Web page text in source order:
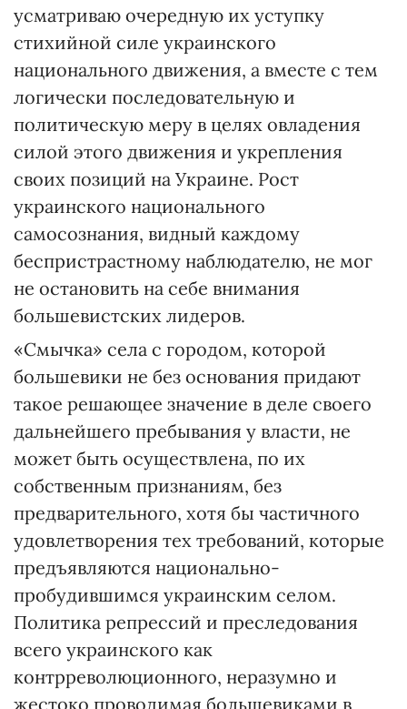
усматриваю очередную их уступку
стихийной силе украинского
национального движения, а вместе с тем
логически последовательную и
политическую меру в целях овладения
силой этого движения и укрепления
своих позиций на Украине. Рост
украинского национального
самосознания, видный каждому
беспристрастному наблюдателю, не мог
не остановить на себе внимания
большевистских лидеров.
«Смычка» села с городом, которой
большевики не без основания придают
такое решающее значение в деле своего
дальнейшего пребывания у власти, не
может быть осуществлена, по их
собственным признаниям, без
предварительного, хотя бы частичного
удовлетворения тех требований, которые
предъявляются национально-
пробудившимся украинским селом.
Политика репрессий и преследования
всего украинского как
контрреволюционного, неразумно и
жестоко проводимая большевиками в